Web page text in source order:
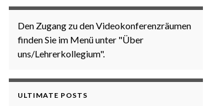
Den Zugang zu den Videokonferenzräumen
finden Sie im Menü unter "Über
uns/Lehrerkollegium".
ULTIMATE POSTS